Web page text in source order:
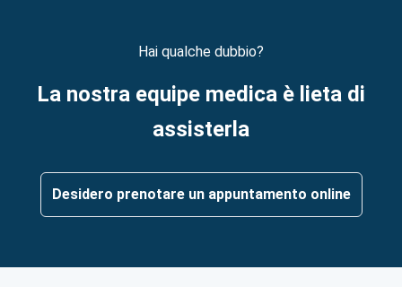
Hai qualche dubbio?
La nostra equipe medica è lieta di
assisterla
Desidero prenotare un appuntamento online